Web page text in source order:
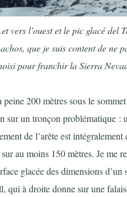
vers l’ouest et le pic glacé del
que je suis content de ne
pour franchir la Sierra
peine 200 mètres sous le
sur un tronçon problématique :
de l’arête est intégralement
au moins 150 mètres. Je me
glacée des dimensions d’un
qui à droite donne sur une